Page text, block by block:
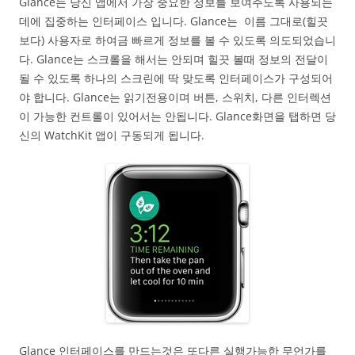
데에 집중하는 인터페이스 입니다. Glance는 이름 그대로(힐끗
보다) 사용자로 하여금 빠르게 정보를 볼 수 있도록 의도되었습니
다. Glance는 스크롤을 해서는 안되며 힐끗 볼때 정보의 전달이
될 수 있도록 하나의 스크린에 딱 맞도록 인터페이스가 구성되어
야 합니다. Glance는 읽기전용이며 버튼, 스위치, 다른 인터렉션
이 가능한 컨트롤이 있어서는 안됩니다. Glance화면을 탭하면 당
신의 WatchKit 앱이 구동되게 됩니다.
Glance 인터페이스를 만드는것은 또다른 실행가능한 무언가를